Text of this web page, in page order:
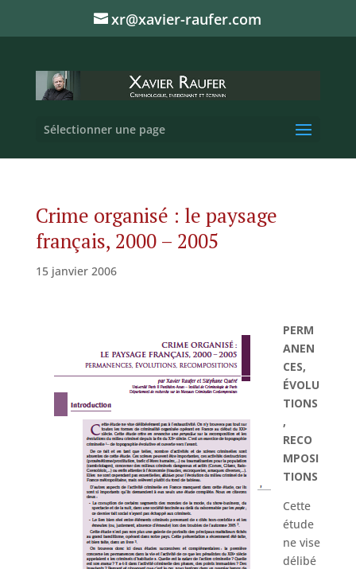
xr@xavier-raufer.com
Sélectionner une page
Crime organisé : le paysage
français, 2000 – 2005
15 janvier 2006
PERM
ANEN
CES,
ÉVOLU
TIONS
,
RECO
MPOSI
TIONS
Cette
étude
ne vise
délibé